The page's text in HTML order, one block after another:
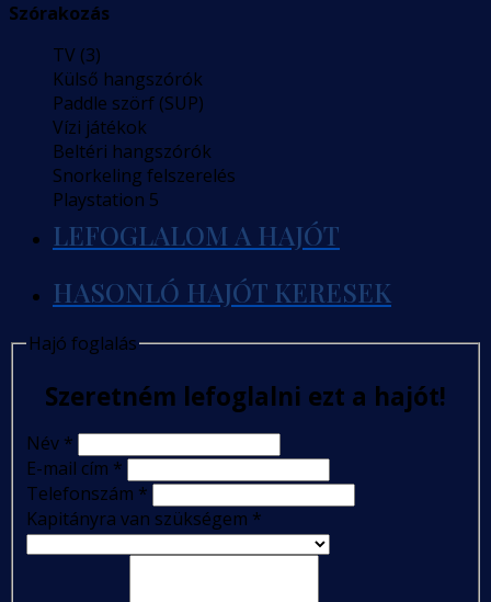
Szórakozás
TV (3)
Külső hangszórók
Paddle szörf (SUP)
Vízi játékok
Beltéri hangszórók
Snorkeling felszerelés
Playstation 5
LEFOGLALOM A HAJÓT
HASONLÓ HAJÓT KERESEK
Hajó foglalás
Szeretném lefoglalni ezt a hajót!
Név *
E-mail cím *
Telefonszám *
Kapitányra van szükségem *